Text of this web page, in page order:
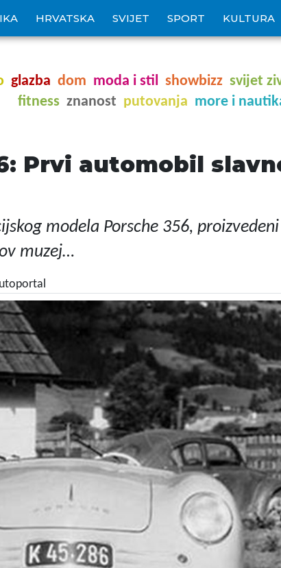
HRVATSKA SVIJET SPORT KULTURA
glazba dom moda i stil showbizz svijet
fitness znanost putovanja more i
Prvi automobil
modela Porsche 356,
muzej…